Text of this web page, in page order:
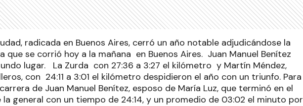
radicada en Buenos Aires, cerró un año notable adjudicándose la
que se corrió hoy a la mañana en Buenos Aires. Juan Manuel Benítez
lugar. La Zurda con 27:36 a 3:27 el kilómetro y Martín Méndez,
con 24:11 a 3:01 el kilómetro despidieron el año con un triunfo. Para
de Juan Manuel Benítez, esposo de María Luz, que terminó en el
general con un tiempo de 24:14, y un promedio de 03:02 el minuto por